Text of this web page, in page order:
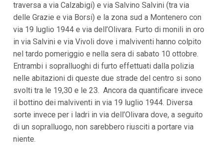
n
i
p
a
l
i
V
a
i
l
e
ù
P
traversa a via Calzabigi) e via Salvino Salvini (tra via
delle Grazie e via Borsi) e la zona sud a Montenero con
via 19 luglio 1944 e via dell’Olivara. Furto di monili in oro
in via Salvini e via Vivoli dove i malviventi hanno colpito
nel tardo pomeriggio e nella sera di sabato 10 ottobre.
Entrambi i sopralluoghi di furto effettuati dalla polizia
nelle abitazioni di queste due strade del centro si sono
svolti tra le 19,30 e le 23. Ancora da quantificare invece
il bottino dei malviventi in via 19 luglio 1944. Diversa
sorte invece per i ladri in via dell’Olivara dove, a seguito
di un sopralluogo, non sarebbero riusciti a portare via
niente.